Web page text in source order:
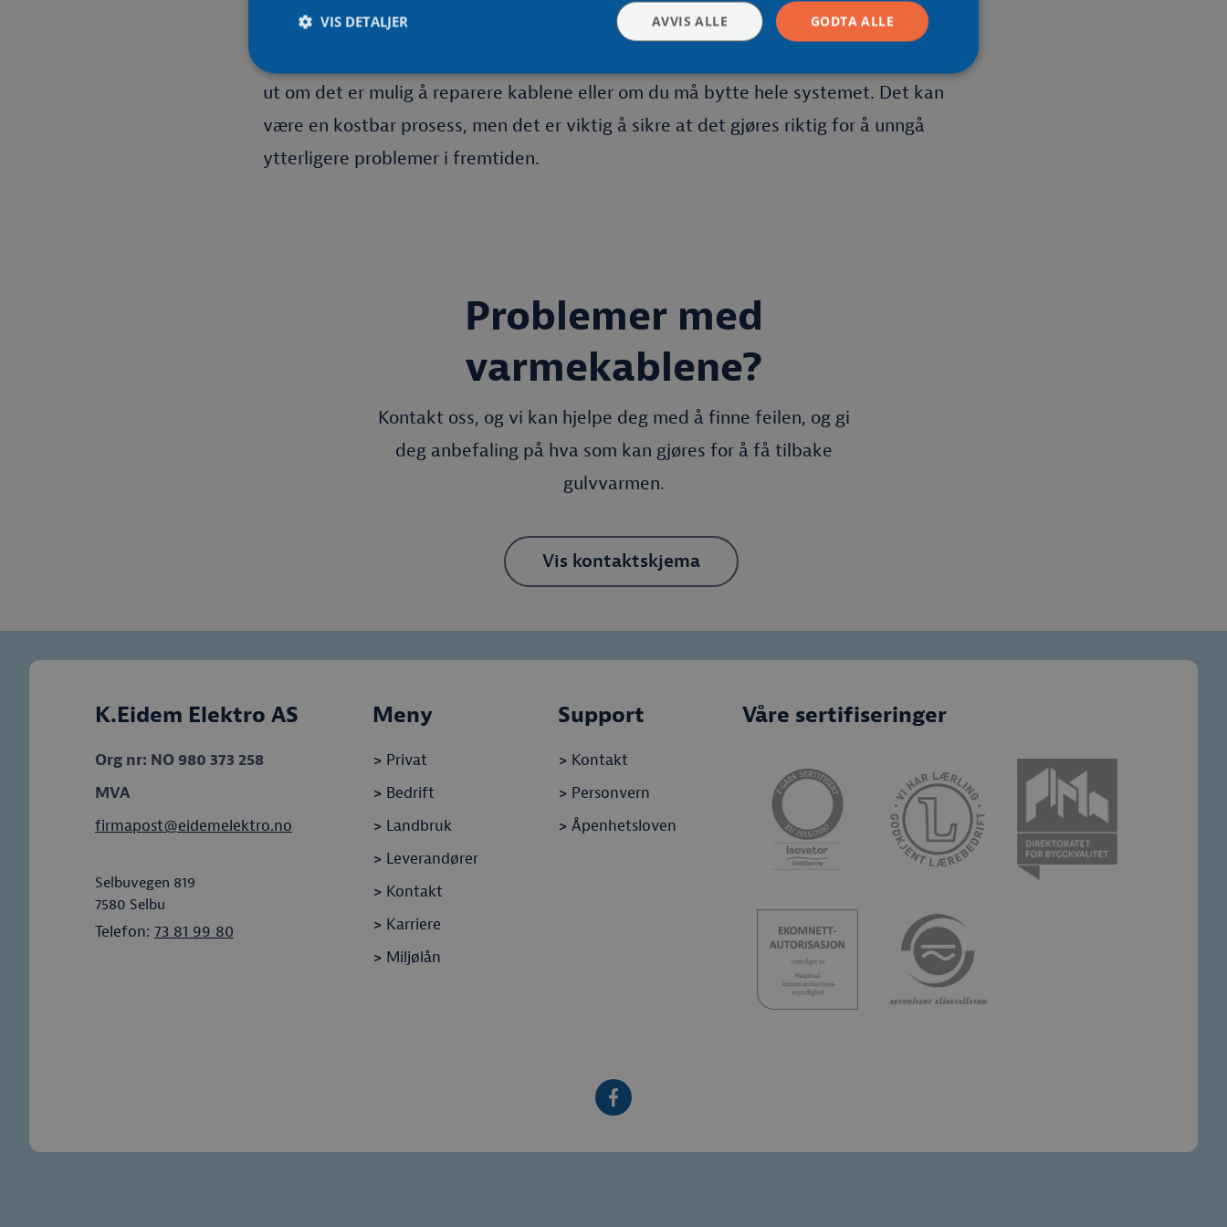
ut om det er mulig å reparere kablene eller om du må bytte hele systemet. Det kan
være en kostbar prosess, men det er viktig å sikre at det gjøres riktig for å unngå
ytterligere problemer i fremtiden.
Problemer med
varmekablene?
Kontakt oss, og vi kan hjelpe deg med å finne feilen, og gi
deg anbefaling på hva som kan gjøres for å få tilbake
gulvvarmen.
Vis kontaktskjema
K.Eidem Elektro AS
Org nr: NO 980 373 258
MVA
firmapost@eidemelektro.no
Selbuvegen 819
7580 Selbu
Telefon: 73 81 99 80
Meny
> Privat
> Bedrift
> Landbruk
> Leverandører
> Kontakt
> Karriere
> Miljølån
Support
> Kontakt
> Personvern
> Åpenhetsloven
Våre sertifiseringer
GODTA ALLE
AVVIS ALLE
VIS DETALJER